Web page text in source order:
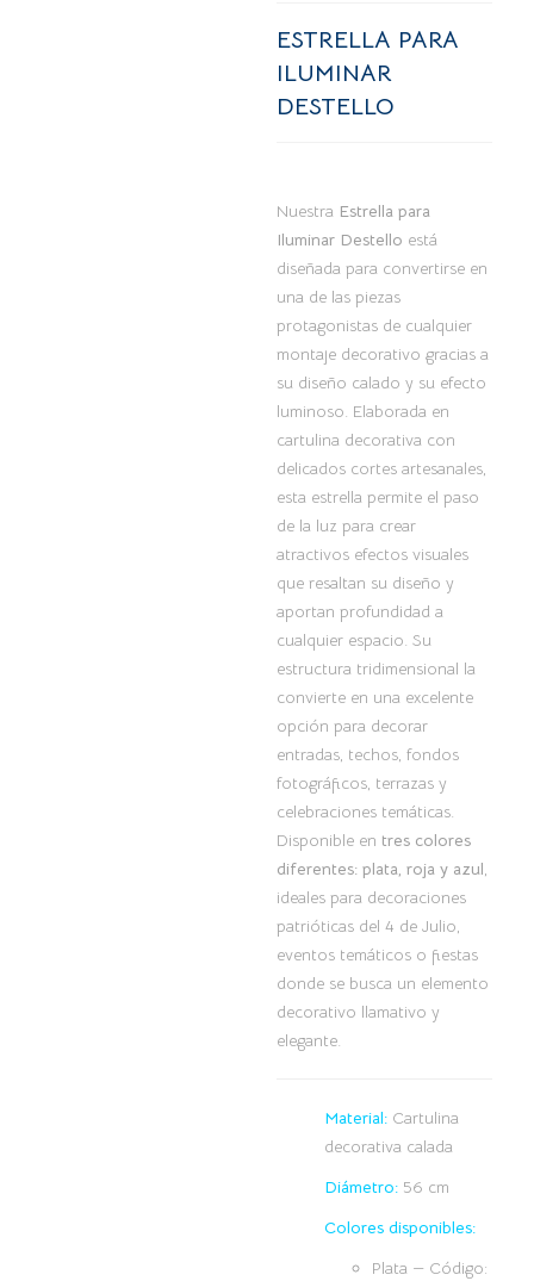
ESTRELLA PARA
ILUMINAR
DESTELLO
Nuestra Estrella para
Iluminar Destello está
diseñada para convertirse en
una de las piezas
protagonistas de cualquier
montaje decorativo gracias a
su diseño calado y su efecto
luminoso. Elaborada en
cartulina decorativa con
delicados cortes artesanales,
esta estrella permite el paso
de la luz para crear
atractivos efectos visuales
que resaltan su diseño y
aportan profundidad a
cualquier espacio. Su
estructura tridimensional la
convierte en una excelente
opción para decorar
entradas, techos, fondos
fotográficos, terrazas y
celebraciones temáticas.
Disponible en tres colores
diferentes: plata, roja y azul,
ideales para decoraciones
patrióticas del 4 de Julio,
eventos temáticos o fiestas
donde se busca un elemento
decorativo llamativo y
elegante.
Material: Cartulina
decorativa calada
Diámetro: 56 cm
Colores disponibles:
Plata — Código: